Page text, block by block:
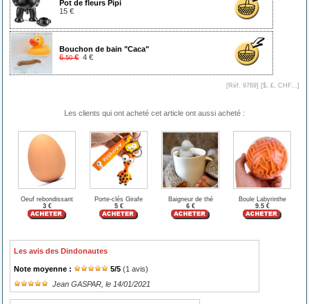
Pot de fleurs Pipi
15 €
Bouchon de bain "Caca"
6.50€ 4 €
[Réf. 9769] [$, £, CHF... ]
Les clients qui ont acheté cet article ont aussi acheté :
Oeuf rebondissant
3 €
Porte-clés Girafe
5 €
Baigneur de thé
6 €
Boule Labyrinthe
9.5 €
Les avis des Dindonautes
Note moyenne : 5/5 (1 avis)
Jean GASPAR , le 14/01/2021